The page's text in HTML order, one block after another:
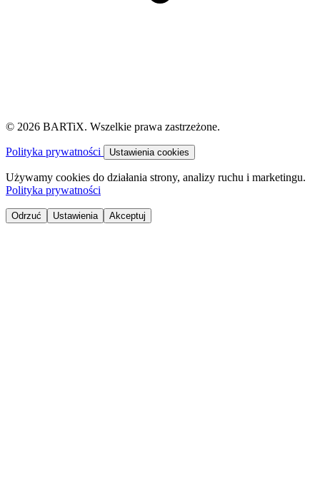
© 2026 BARTiX. Wszelkie prawa zastrzeżone.
Polityka prywatności Ustawienia cookies
Używamy cookies do działania strony, analizy ruchu i marketingu.
Polityka prywatności
Odrzuć Ustawienia Akceptuj